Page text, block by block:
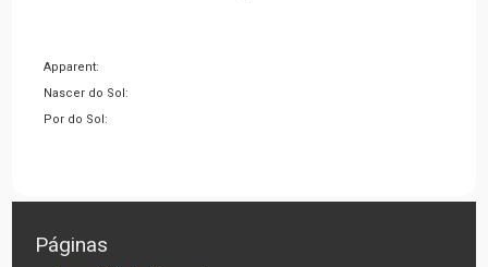
Apparent:
Nascer do Sol:
Por do Sol:
Páginas